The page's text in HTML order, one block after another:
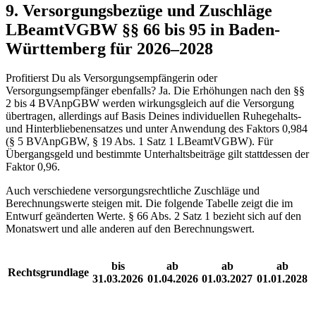
9. Versorgungsbezüge und Zuschläge
LBeamtVGBW §§ 66 bis 95 in Baden-
Württemberg für 2026–2028
Profitierst Du als Versorgungsempfängerin oder
Versorgungsempfänger ebenfalls? Ja. Die Erhöhungen nach den §§
2 bis 4 BVAnpGBW werden wirkungsgleich auf die Versorgung
übertragen, allerdings auf Basis Deines individuellen Ruhegehalts-
und Hinterbliebenensatzes und unter Anwendung des Faktors 0,984
(§ 5 BVAnpGBW, § 19 Abs. 1 Satz 1 LBeamtVGBW). Für
Übergangsgeld und bestimmte Unterhaltsbeiträge gilt stattdessen der
Faktor 0,96.
Auch verschiedene versorgungsrechtliche Zuschläge und
Berechnungswerte steigen mit. Die folgende Tabelle zeigt die im
Entwurf geänderten Werte. § 66 Abs. 2 Satz 1 bezieht sich auf den
Monatswert und alle anderen auf den Berechnungswert.
Rechtsgrundlage
bis
31.03.2026
ab
01.04.2026
ab
01.03.2027
ab
01.01.2028